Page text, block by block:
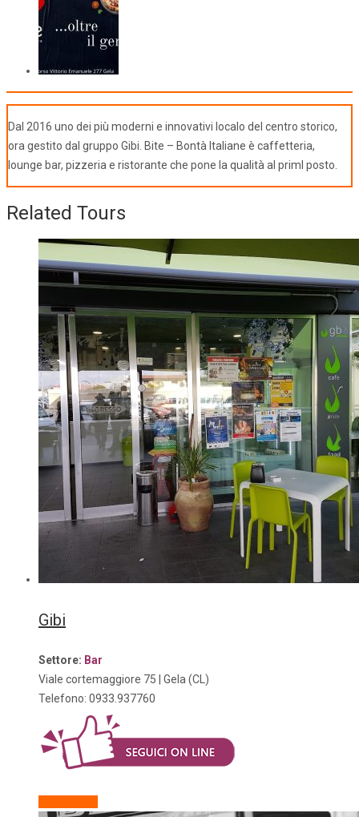
Dal 2016 uno dei più moderni e innovativi localo del centro storico,
ora gestito dal gruppo Gibi. Bite – Bontà Italiane è caffetteria,
lounge bar, pizzeria e ristorante che pone la qualità al priml posto.
Related Tours
Gibi
Settore: Bar
Viale cortemaggiore 75 | Gela (CL)
Telefono: 0933.937760